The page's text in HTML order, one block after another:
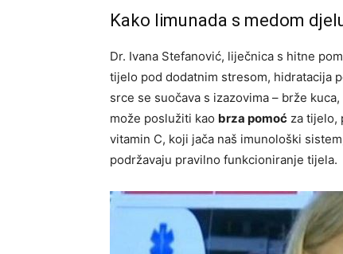
Kako limunada s medom
Dr. Ivana Stefanović, liječnica s hitne
tijelo pod dodatnim stresom, hidratacija
srce se suočava s izazovima – brže
može poslužiti kao brza pomoć za tijelo,
vitamin C, koji jača naš imunološki
podržavaju pravilno funkcioniranje tijela.